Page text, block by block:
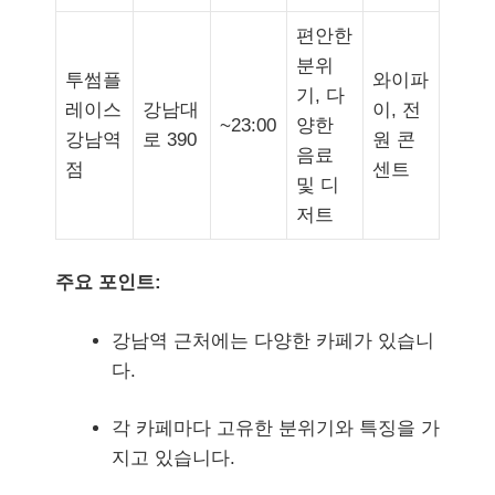
투썸플
레이스
강남역
점
강남대
로 390
~23:00
편안한
분위
기, 다
양한
음료
및 디
저트
와이파
이, 전
원 콘
센트
주요 포인트:
강남역 근처에는 다양한 카페가 있습니
다.
각 카페마다 고유한 분위기와 특징을 가
지고 있습니다.